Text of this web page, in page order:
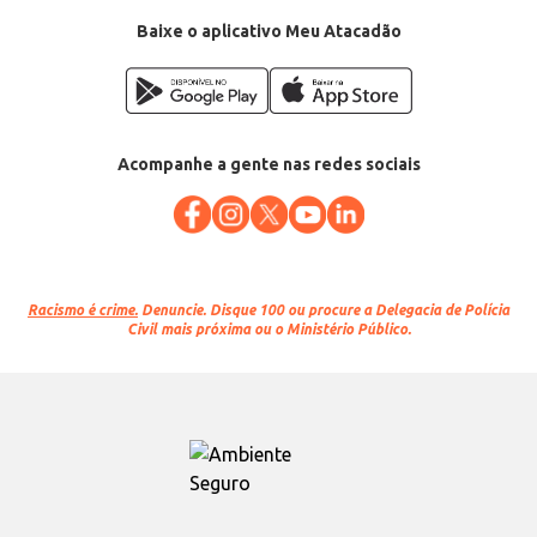
Baixe o aplicativo Meu Atacadão
Acompanhe a gente nas redes sociais
Racismo é crime. Denuncie. Disque 100 ou procure a Delegacia de Polícia
Civil mais próxima ou o Ministério Público.